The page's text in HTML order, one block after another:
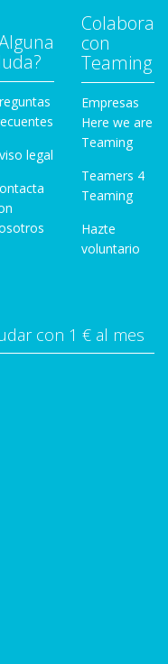
legal
Colabora
con
Teaming
Empresas
Here we are
Teaming
Teamers 4
Teaming
Hazte
voluntario
con 1 € al mes